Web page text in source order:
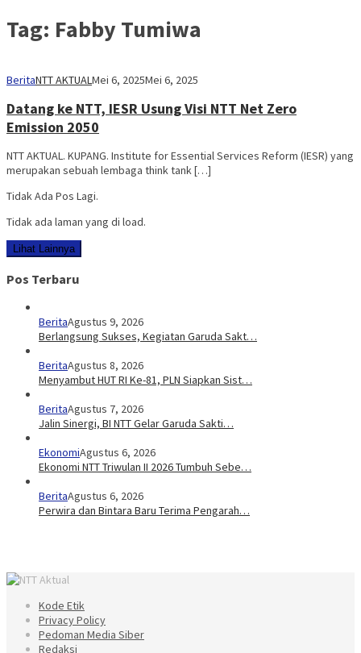
Tag: Fabby Tumiwa
BeritaNTT AKTUALMei 6, 2025Mei 6, 2025
Datang ke NTT, IESR Usung Visi NTT Net Zero
Emission 2050
NTT AKTUAL. KUPANG. Institute for Essential Services Reform (IESR) yang
merupakan sebuah lembaga think tank […]
Tidak Ada Pos Lagi.
Tidak ada laman yang di load.
Lihat Lainnya
Pos Terbaru
BeritaAgustus 9, 2026
Berlangsung Sukses, Kegiatan Garuda Sakt…
BeritaAgustus 8, 2026
Menyambut HUT RI Ke-81, PLN Siapkan Sist…
BeritaAgustus 7, 2026
Jalin Sinergi, BI NTT Gelar Garuda Sakti…
EkonomiAgustus 6, 2026
Ekonomi NTT Triwulan II 2026 Tumbuh Sebe…
BeritaAgustus 6, 2026
Perwira dan Bintara Baru Terima Pengarah…
Kode Etik
Privacy Policy
Pedoman Media Siber
Redaksi